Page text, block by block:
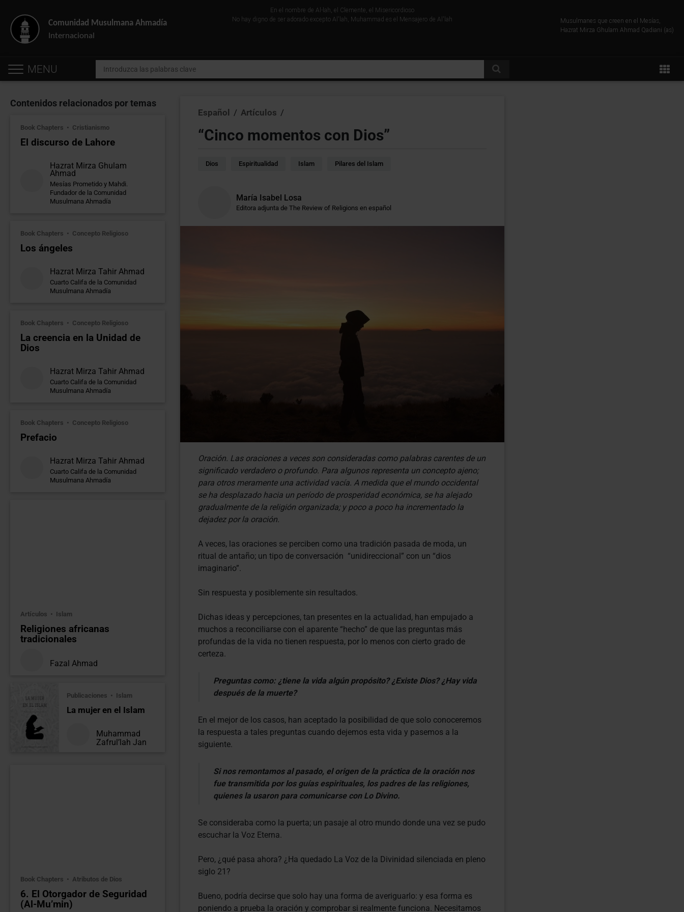
En el nombre de Al-lah, el Clemente, el Misericordioso
No hay digno de ser adorado excepto Al'lah, Muhammad es el Mensajero de Al'lah
Comunidad Musulmana Ahmadía
Internacional
Musulmanes que creen en el Mesías,
Hazrat Mirza Ghulam Ahmad Qadiani (as)
MENU
Contenidos relacionados por temas
Book Chapters Cristianismo
El discurso de Lahore
Hazrat Mirza Ghulam
Ahmad
Mesías Prometido y Mahdi.
Fundador de la Comunidad
Musulmana Ahmadía
Book Chapters Concepto Religioso
Los ángeles
Hazrat Mirza Tahir Ahmad
Cuarto Califa de la Comunidad
Musulmana Ahmadía
Book Chapters Concepto Religioso
La creencia en la Unidad de
Dios
Hazrat Mirza Tahir Ahmad
Cuarto Califa de la Comunidad
Musulmana Ahmadía
Book Chapters Concepto Religioso
Prefacio
Hazrat Mirza Tahir Ahmad
Cuarto Califa de la Comunidad
Musulmana Ahmadía
Artículos Islam
Religiones africanas
tradicionales
Fazal Ahmad
Publicaciones Islam
La mujer en el Islam
Muhammad
Zafrul’lah Jan
Book Chapters Atributos de Dios
6. El Otorgador de Seguridad
(Al-Mu’min)
Español / Artículos /
“Cinco momentos con Dios”
Dios Espiritualidad Islam Pilares del Islam
María Isabel Losa
Editora adjunta de The Review of Religions en español
Oración. Las oraciones a veces son consideradas como palabras carentes de un
significado verdadero o profundo. Para algunos representa un concepto ajeno;
para otros meramente una actividad vacía. A medida que el mundo occidental
se ha desplazado hacia un período de prosperidad económica, se ha alejado
gradualmente de la religión organizada; y poco a poco ha incrementado la
dejadez por la oración.
A veces, las oraciones se perciben como una tradición pasada de moda, un
ritual de antaño; un tipo de conversación “unidireccional” con un “dios
imaginario”.
Sin respuesta y posiblemente sin resultados.
Dichas ideas y percepciones, tan presentes en la actualidad, han empujado a
muchos a reconciliarse con el aparente “hecho” de que las preguntas más
profundas de la vida no tienen respuesta, por lo menos con cierto grado de
certeza.
Preguntas como: ¿tiene la vida algún propósito? ¿Existe Dios? ¿Hay vida
después de la muerte?
En el mejor de los casos, han aceptado la posibilidad de que solo conoceremos
la respuesta a tales preguntas cuando dejemos esta vida y pasemos a la
siguiente.
Si nos remontamos al pasado, el origen de la práctica de la oración nos
fue transmitida por los guías espirituales, los padres de las religiones,
quienes la usaron para comunicarse con Lo Divino.
Se consideraba como la puerta; un pasaje al otro mundo donde una vez se pudo
escuchar la Voz Eterna.
Pero, ¿qué pasa ahora? ¿Ha quedado La Voz de la Divinidad silenciada en pleno
siglo 21?
Bueno, podría decirse que solo hay una forma de averiguarlo: y esa forma es
poniendo a prueba la oración y comprobar si realmente funciona. Necesitamos